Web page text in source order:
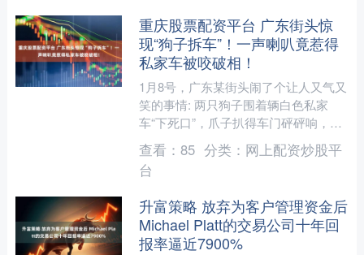
重庆股票配资平台 广东街头惊
现“狗子拆车”！一声喇叭竟惹得
私家车被咬破相！
1月8号，广东某街头闹了个让人又气又
笑的事情: 两只狗子围着辆白色私家
车“下死口”，爪子扒得车门砰砰响，牙
齿直接把车头一边咬的面目全非，车身
还留下好几道深浅不一....
查看： 85 分类： 网上配资炒股平
台
升富策略 放弃为客户管理资金后
Michael Platt的交易公司十年回
报率逼近7900%